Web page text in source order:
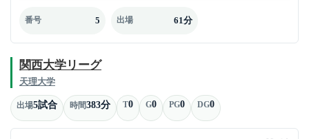
番号 5 出場 61分
関西大学リーグ
天理大学
出場5試合 時間383分 T0 G0 PG0 DG0